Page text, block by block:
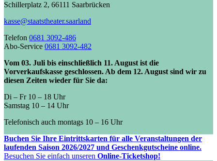
Schillerplatz 2, 66111 Saarbrücken
kasse@staatstheater.saarland
Telefon 0681 3092-486
Abo-Service 0681 3092-482
Vom 03. Juli bis einschließlich 11. August ist die
Vorverkaufskasse geschlossen. Ab dem 12. August sind wir zu
diesen Zeiten wieder für Sie da:
Di – Fr 10 – 18 Uhr
Samstag 10 – 14 Uhr
Telefonisch auch montags 10 – 16 Uhr
Buchen Sie Ihre Eintrittskarten für alle Veranstaltungen der
laufenden Saison 2026/2027 und Geschenkgutscheine online.
Besuchen Sie einfach unseren Online-Ticketshop!